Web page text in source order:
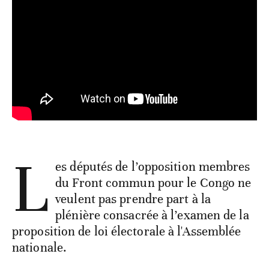
L es députés de l’opposition membres
du Front commun pour le Congo ne
veulent pas prendre part à la
plénière consacrée à l’examen de la
proposition de loi électorale à l'Assemblée
nationale.